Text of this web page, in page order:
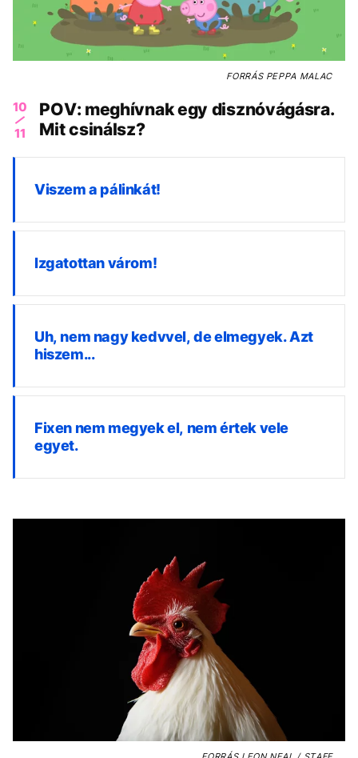
FORRÁSPEPPA MALAC
10
11
POV: meghívnak egy disznóvágásra.
Mit csinálsz?
Viszem a pálinkát!
Izgatottan várom!
Uh, nem nagy kedvvel, de elmegyek. Azt
hiszem...
Fixen nem megyek el, nem értek vele
egyet.